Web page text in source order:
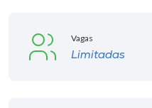
Vagas
Limitadas